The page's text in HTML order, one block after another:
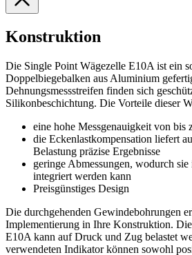
Konstruktion
Die Single Point Wägezelle E10A ist ein
Doppelbiegebalken aus Aluminium
Dehnungsmessstreifen finden sich
Silikonbeschichtung. Die Vorteile dieser
eine hohe Messgenauigkeit von bis
die Eckenlastkompensation liefert
Belastung präzise Ergebnisse
geringe Abmessungen, wodurch
integriert werden kann
Preisgünstiges Design
Die durchgehenden Gewindebohrungen
Implementierung in Ihre Konstruktion.
E10A kann auf Druck und Zug belastet
verwendeten Indikator können sowohl